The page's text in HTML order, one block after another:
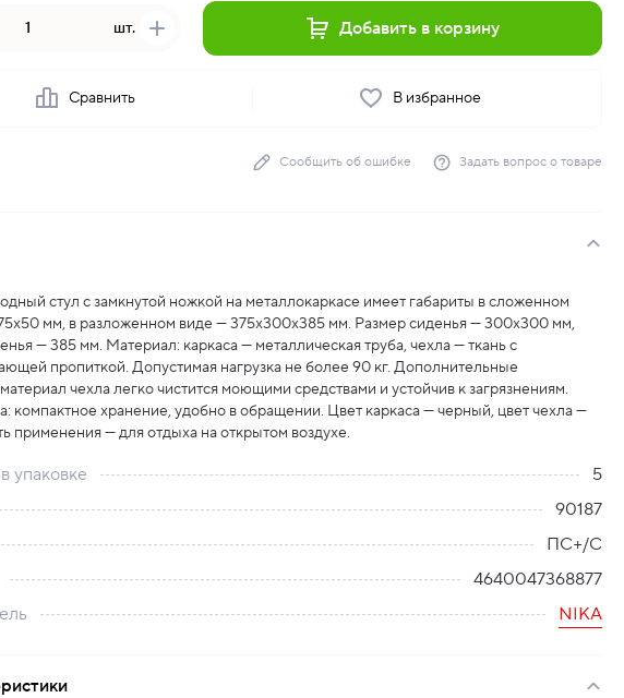
шт. Добавить в корзину
Сравнить В избранное
Сообщить об ошибке Задать вопрос о товаре
стул с замкнутой ножкой на металлокаркасе имеет габариты в сложенном
мм, в разложенном виде — 375x300x385 мм. Размер сиденья — 300х300 мм,
— 385 мм. Материал: каркаса — металлическая труба, чехла — ткань с
пропиткой. Допустимая нагрузка не более 90 кг. Дополнительные
чехла легко чистится моющими средствами и устойчив к загрязнениям.
компактное хранение, удобно в обращении. Цвет каркаса — черный, цвет чехла —
применения — для отдыха на открытом воздухе.
упаковке
5
90187
ПС+/С
4640047368877
NIKA